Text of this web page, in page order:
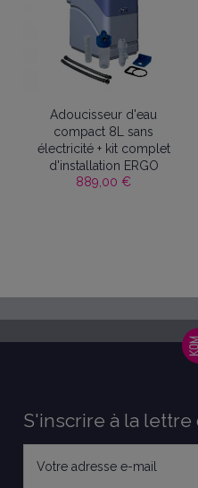
Adoucisseur d'eau
compact 8L sans
électricité + kit complet
d'installation ERGO
889,00 €
S'inscrire à la